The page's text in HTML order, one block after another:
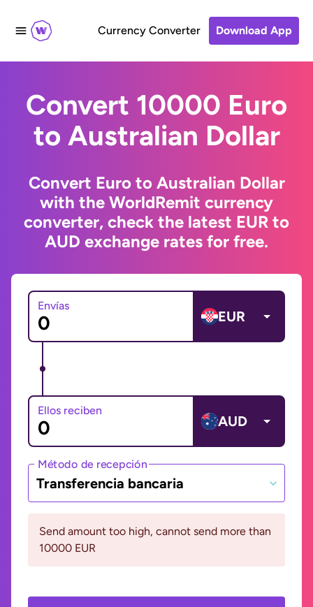
Currency Converter Download App
Convert 10000 Euro
to Australian Dollar
Convert Euro to Australian Dollar
with the WorldRemit currency
converter, check the latest EUR to
AUD exchange rates for free.
Envías
EUR
Ellos reciben
AUD
Método de recepción
Transferencia bancaria
Send amount too high, cannot send more than
10000 EUR